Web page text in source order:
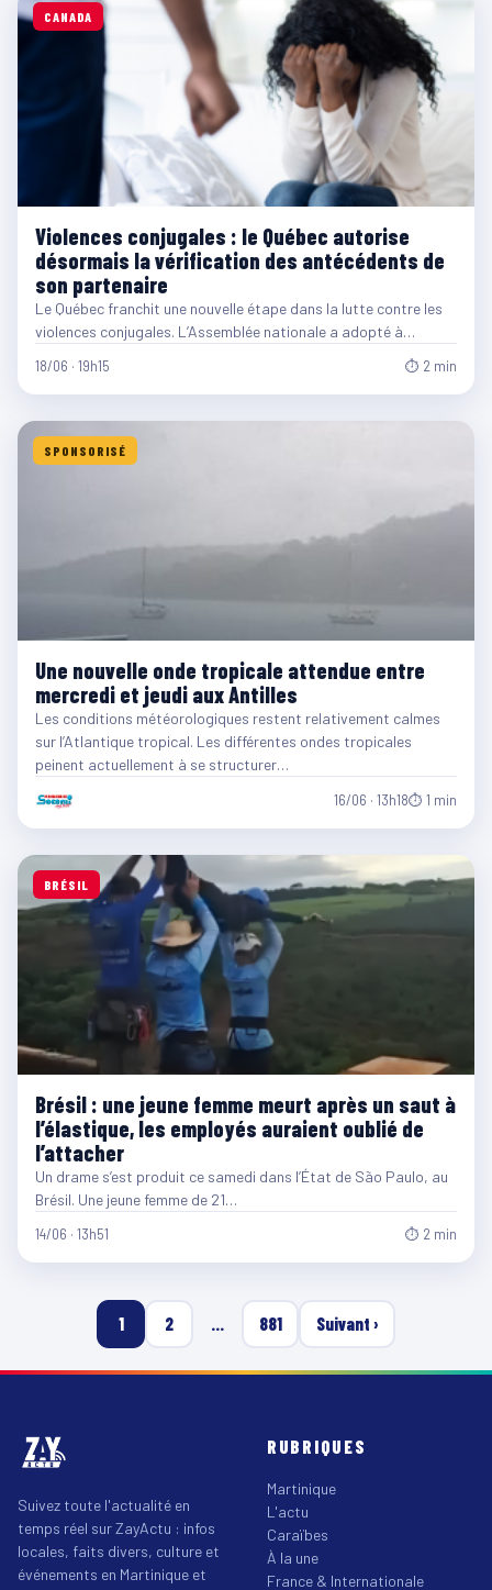
CANADA
Violences conjugales : le Québec autorise
désormais la vérification des antécédents de
son partenaire
Le Québec franchit une nouvelle étape dans la lutte contre les
violences conjugales. L’Assemblée nationale a adopté à…
18/06 · 19h15 ⏱ 2 min
SPONSORISÉ
Une nouvelle onde tropicale attendue entre
mercredi et jeudi aux Antilles
Les conditions météorologiques restent relativement calmes
sur l’Atlantique tropical. Les différentes ondes tropicales
peinent actuellement à se structurer…
16/06 · 13h18⏱ 1 min
BRÉSIL
Brésil : une jeune femme meurt après un saut à
l’élastique, les employés auraient oublié de
l’attacher
Un drame s’est produit ce samedi dans l’État de São Paulo, au
Brésil. Une jeune femme de 21…
14/06 · 13h51 ⏱ 2 min
1 2 … 881 Suivant ›
Suivez toute l'actualité en
temps réel sur ZayActu : infos
locales, faits divers, culture et
événements en Martinique et
RUBRIQUES
Martinique
L'actu
Caraïbes
À la une
France & Internationale